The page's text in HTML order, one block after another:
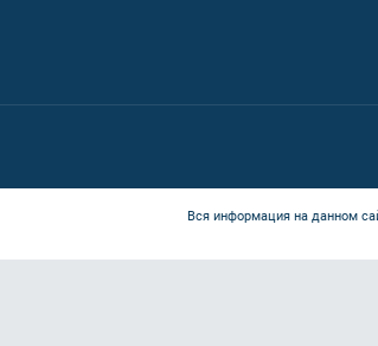
Вся информация на данном